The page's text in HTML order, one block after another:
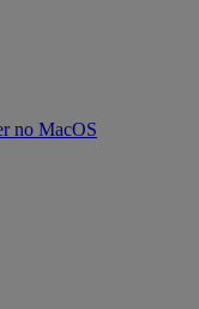
no MacOS